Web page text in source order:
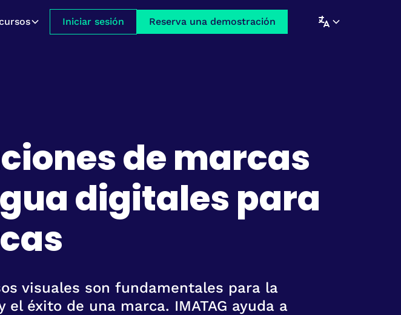
Iniciar sesión Reserva una demostración
de marcas
digitales para
visuales son fundamentales para la
el éxito de una marca. IMATAG ayuda a